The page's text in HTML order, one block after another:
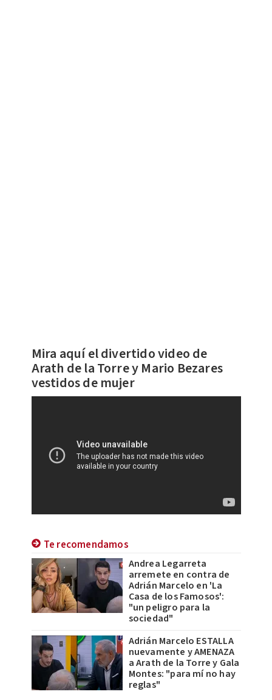
Mira aquí el divertido video de
Arath de la Torre y Mario Bezares
vestidos de mujer
Te recomendamos
Andrea Legarreta
arremete en contra de
Adrián Marcelo en 'La
Casa de los Famosos':
"un peligro para la
sociedad"
Adrián Marcelo ESTALLA
nuevamente y AMENAZA
a Arath de la Torre y Gala
Montes: "para mí no hay
reglas"